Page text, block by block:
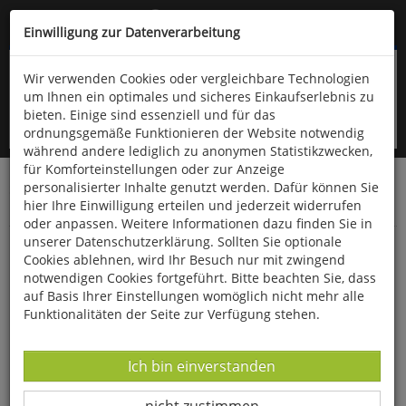
Kompletten Head der Seite überspringen
oder (06766) 9323-960
Startseite Bücher
Limpert Verlag
Kindergarten, Schule- und Vereinssport
Verschiedenes
Ausdauertraining in der Schule
Einwilligung zur Datenverarbeitung
Wir verwenden Cookies oder vergleichbare Technologien
um Ihnen ein optimales und sicheres Einkaufserlebnis zu
bieten. Einige sind essenziell und für das
ordnungsgemäße Funktionieren der Website notwendig
während andere lediglich zu anonymen Statistikzwecken,
für Komforteinstellungen oder zur Anzeige
personalisierter Inhalte genutzt werden. Dafür können Sie
hier Ihre Einwilligung erteilen und jederzeit widerrufen
oder anpassen. Weitere Informationen dazu finden Sie in
unserer Datenschutzerklärung. Sollten Sie optionale
Cookies ablehnen, wird Ihr Besuch nur mit zwingend
notwendigen Cookies fortgeführt. Bitte beachten Sie, dass
auf Basis Ihrer Einstellungen womöglich nicht mehr alle
Funktionalitäten der Seite zur Verfügung stehen.
Datenverarbeitung -
Ich bin einverstanden